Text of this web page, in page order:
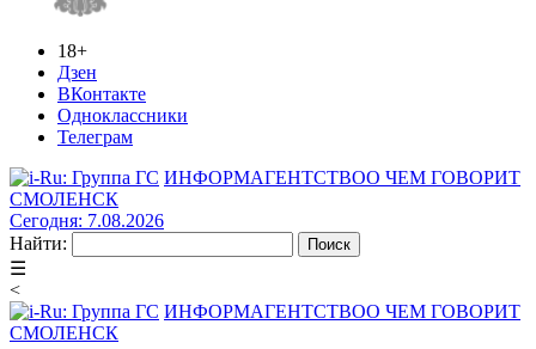
18+
Дзен
ВКонтакте
Одноклассники
Телеграм
ИНФОРМАГЕНТСТВОО ЧЕМ ГОВОРИТ
СМОЛЕНСК
Сегодня: 7.08.2026
Найти:
☰
<
ИНФОРМАГЕНТСТВОО ЧЕМ ГОВОРИТ
СМОЛЕНСК